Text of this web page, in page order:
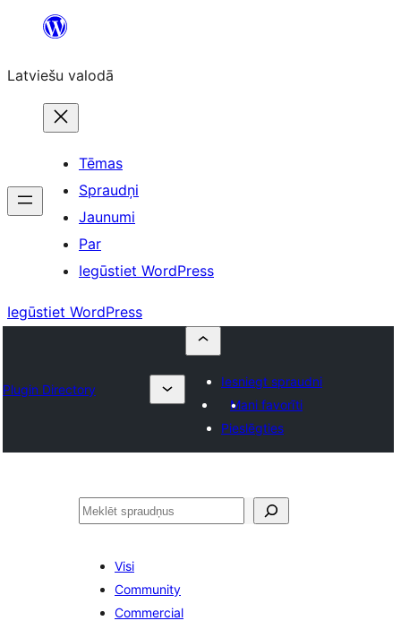
Pāriet
saturu
Latviešu valodā
Tēmas
Spraudņi
Jaunumi
Par
Iegūstiet WordPress
Iegūstiet WordPress
Plugin Directory
Iesniegt spraudni
Mani favorīti
Pieslēgties
Meklēt
Visi
Community
Commercial